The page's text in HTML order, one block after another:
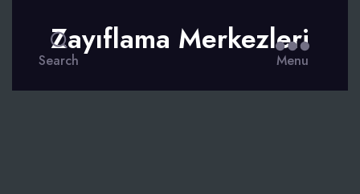
Search
Zayıflama Merkezleri
Menu